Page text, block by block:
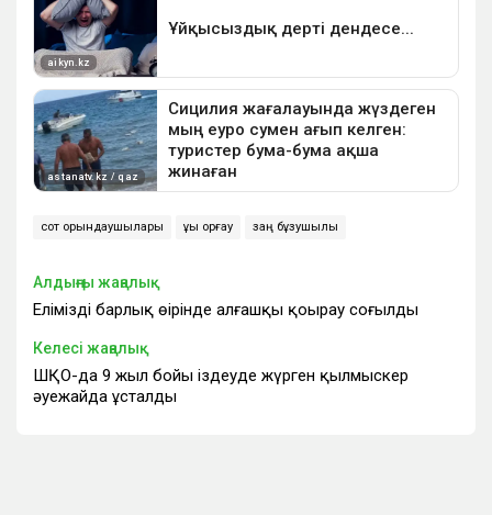
сот орындаушылары құқық қорғау заң бұзушылық
Алдыңғы жаңалық
Еліміздің барлық өңірінде алғашқы қоңырау соғылды
Келесі жаңалық
ШҚО-да 9 жыл бойы іздеуде жүрген қылмыскер
әуежайда ұсталды